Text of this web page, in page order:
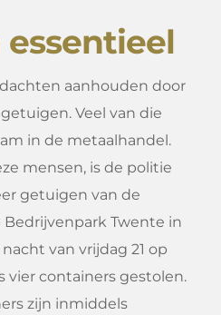
aanhouden door
Veel van die
in de metaalhandel.
mensen, is de politie
getuigen van de
Bedrijvenpark Twente in
van vrijdag 21 op
vier containers gestolen.
zijn inmiddels